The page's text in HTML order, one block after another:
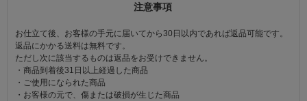
注意事項
お仕立て後、お客様の手元に届いてから30日以内であれば返品可能です。
返品にかかる送料は無料です。
ただし次に該当するものは返品をお受けできません。
・商品到着後31日以上経過した商品
・ご使用になられた商品
・お客様の元で、傷または破損が生じた商品